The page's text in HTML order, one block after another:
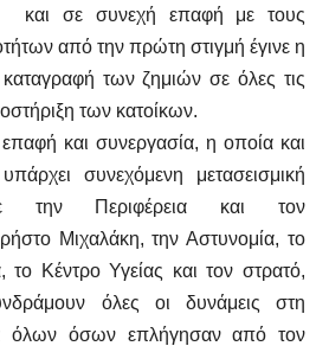
και σε συνεχή επαφή με τους
από την πρώτη στιγμή έγινε η
των ζημιών σε όλες τις
των κατοίκων.
και συνεργασία, η οποία και
συνεχόμενη μετασεισμική
την Περιφέρεια και τον
Μιχαλάκη, την Αστυνομία, το
Κέντρο Υγείας και τον στρατό,
όλες οι δυνάμεις στη
όλων όσων επλήγησαν από τον